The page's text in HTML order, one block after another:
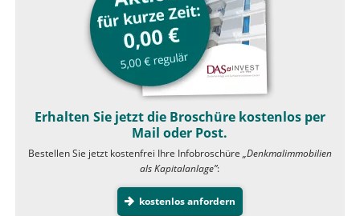
Erhalten Sie jetzt die Broschüre kostenlos per
Mail oder Post.
Bestellen Sie jetzt kostenfrei Ihre Infobroschüre „Denkmalimmobilien
als Kapitalanlage”:
kostenlos anfordern